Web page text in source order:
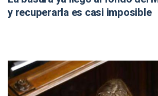
y recuperarla es casi imposible